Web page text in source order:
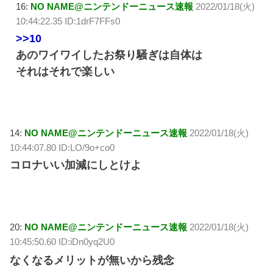
16: NO NAME@ニンテンドーニュース速報 2022/01/18(火)
10:44:22.35 ID:1drF7FFs0
>>10
あのワイワイしたお祭り騒ぎは自体は
それはそれで楽しい
14: NO NAME@ニンテンドーニュース速報 2022/01/18(火)
10:44:07.80 ID:LO/9o+co0
コロナいい加減にしとけよ
20: NO NAME@ニンテンドーニュース速報 2022/01/18(火)
10:45:50.60 ID:iDn0yq2U0
なくなるメリットが無いから残念